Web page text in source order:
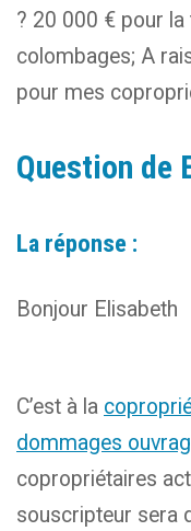
? 20 000 € pour
colombages; A
pour mes
Question de
La réponse :
Bonjour Elisabeth
C’est à la
dommages
copropriétaires
souscripteur sera